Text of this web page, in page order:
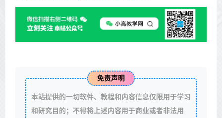
免责声明
本站提供的一切软件、教程和内容信息仅限用于学习
和研究目的；不得将上述内容用于商业或者非法用